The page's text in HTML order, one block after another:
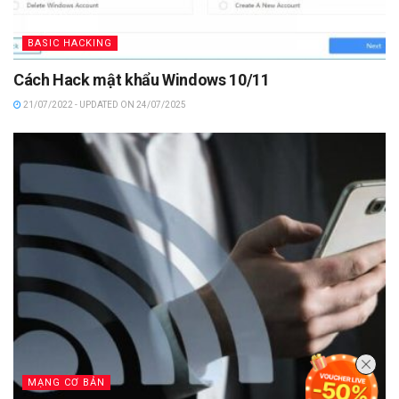
BASIC HACKING
Cách Hack mật khẩu Windows 10/11
21/07/2022 - UPDATED ON 24/07/2025
MẠNG CƠ BẢN